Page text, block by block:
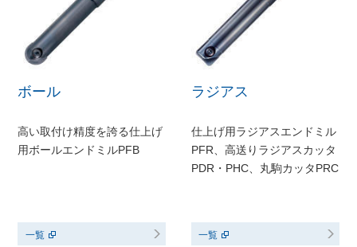
ボール
高い取付け精度を誇る仕上げ
用ボールエンドミルPFB
一覧
ラジアス
仕上げ用ラジアスエンドミル
PFR、高送りラジアスカッタ
PDR・PHC、丸駒カッタPRC
一覧